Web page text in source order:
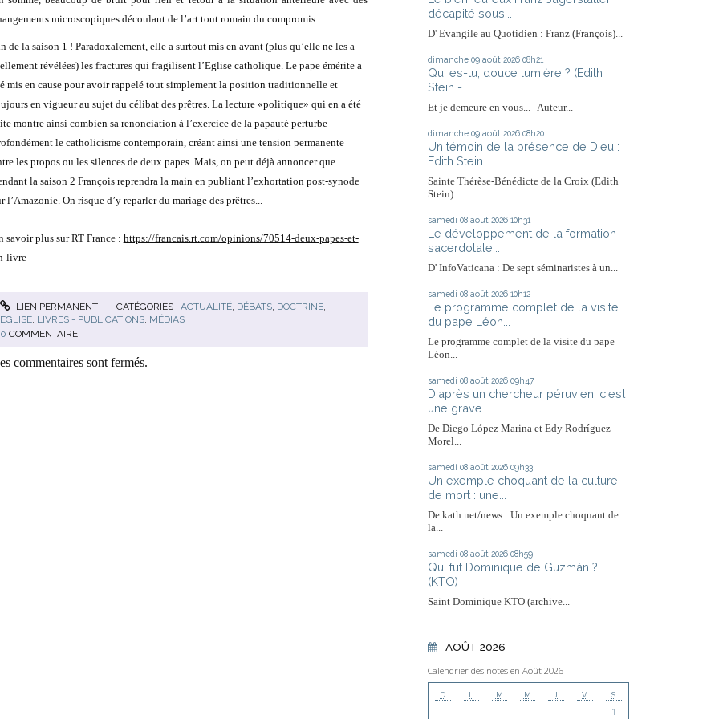
microscopiques découlant de l’art tout romain du compromis.
de la saison 1 ! Paradoxalement, elle a surtout mis en avant (plus qu’elle ne les a
révélées) les fractures qui fragilisent l’Eglise catholique. Le pape émérite a
mis en cause pour avoir rappelé tout simplement la position traditionnelle et
en vigueur au sujet du célibat des prêtres. La lecture «politique» qui en a été
montre ainsi combien sa renonciation à l’exercice de la papauté perturbe
le catholicisme contemporain, créant ainsi une tension permanente
les propos ou les silences de deux papes. Mais, on peut déjà annoncer que
la saison 2 François reprendra la main en publiant l’exhortation post-synode
l’Amazonie. On risque d’y reparler du mariage des prêtres...
savoir plus sur RT France : https://francais.rt.com/opinions/70514-deux-papes-et-
livre
LIEN PERMANENT CATÉGORIES :ACTUALITÉ, DÉBATS, DOCTRINE,
EGLISE, LIVRES - PUBLICATIONS, MÉDIAS
0 COMMENTAIRE
commentaires sont fermés.
décapité sous...
D' Evangile au Quotidien : Franz (François)...
dimanche 09 août 2026 08h21
Qui es-tu, douce lumière ? (Edith
Stein -...
Et je demeure en vous... Auteur...
dimanche 09 août 2026 08h20
Un témoin de la présence de Dieu :
Edith Stein...
Sainte Thérèse-Bénédicte de la Croix (Edith
Stein)...
samedi 08 août 2026 10h31
Le développement de la formation
sacerdotale...
D' InfoVaticana : De sept séminaristes à un...
samedi 08 août 2026 10h12
Le programme complet de la visite
du pape Léon...
Le programme complet de la visite du pape
Léon...
samedi 08 août 2026 09h47
D'après un chercheur péruvien, c'est
une grave...
De Diego López Marina et Edy Rodríguez
Morel...
samedi 08 août 2026 09h33
Un exemple choquant de la culture
de mort : une...
De kath.net/news : Un exemple choquant de
la...
samedi 08 août 2026 08h59
Qui fut Dominique de Guzmán ?
(KTO)
Saint Dominique KTO (archive...
AOÛT 2026
Calendrier des notes en Août 2026
D L M M J V S
1